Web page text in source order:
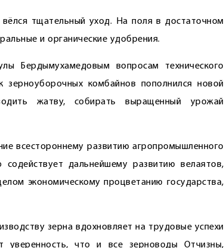
тщательный уход. На поля в достаточном
и органические удобрения.
Бердымухамедовым вопросам технического
зерноуборочных комбайнов пополнился новой
жатву, собирать выращенный урожай
всестороннему развитию агропромышленного
дальнейшему развитию велаятов,
экономическому процветанию государства,
зерна вдохновляет на трудовые успехи
уверенность, что и все зерноводы Отчизны,